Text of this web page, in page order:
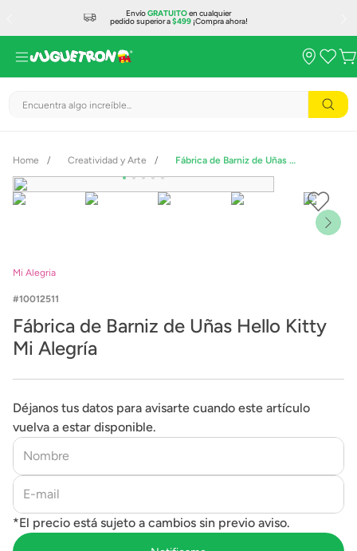
EnvíoGRATUITOen cualquier
pedido superior a$499¡Compra ahora!
Encuentra algo increíble...
Creatividad y Arte Fábrica de Barniz de Uñas Hello Kitty Mi Alegría
Mi Alegria
10012511
Fábrica de Barniz de Uñas Hello Kitty
Mi Alegría
Déjanos tus datos para avisarte cuando este artículo
vuelva a estar disponible.